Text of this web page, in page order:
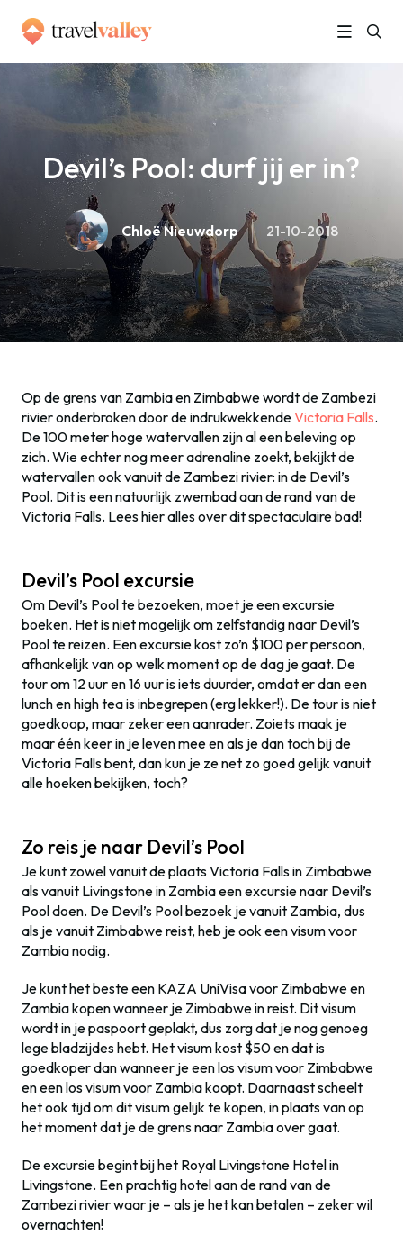
Devil’s Pool: durf jij er in?
Chloë Nieuwdorp 21-10-2018
Op de grens van Zambia en Zimbabwe wordt de Zambezi
rivier onderbroken door de indrukwekkendeVictoria Falls.
De 100 meter hoge watervallen zijn al een beleving op
zich. Wie echter nog meer adrenaline zoekt, bekijkt de
watervallen ook vanuit de Zambezi rivier: in de Devil’s
Pool. Dit is een natuurlijk zwembad aan de rand van de
Victoria Falls. Lees hier alles over dit spectaculaire bad!
Devil’s Pool excursie
Om Devil’s Pool te bezoeken, moet je een excursie
boeken. Het is niet mogelijk om zelfstandig naar Devil’s
Pool te reizen. Een excursie kost zo’n $100 per persoon,
afhankelijk van op welk moment op de dag je gaat. De
tour om 12 uur en 16 uur is iets duurder, omdat er dan een
lunch en high tea is inbegrepen (erg lekker!). De tour is niet
goedkoop, maar zeker een aanrader. Zoiets maak je
maar één keer in je leven mee en als je dan toch bij de
Victoria Falls bent, dan kun je ze net zo goed gelijk vanuit
alle hoeken bekijken, toch?
Zo reis je naar Devil’s Pool
Je kunt zowel vanuit de plaats Victoria Falls in Zimbabwe
als vanuit Livingstone in Zambia een excursie naar Devil’s
Pool doen. De Devil’s Pool bezoek je vanuit Zambia, dus
als je vanuit Zimbabwe reist, heb je ook een visum voor
Zambia nodig.
Je kunt het beste een KAZA UniVisa voor Zimbabwe en
Zambia kopen wanneer je Zimbabwe in reist. Dit visum
wordt in je paspoort geplakt, dus zorg dat je nog genoeg
lege bladzijdes hebt. Het visum kost $50 en dat is
goedkoper dan wanneer je een los visum voor Zimbabwe
en een los visum voor Zambia koopt. Daarnaast scheelt
het ook tijd om dit visum gelijk te kopen, in plaats van op
het moment dat je de grens naar Zambia over gaat.
De excursie begint bij het Royal Livingstone Hotel in
Livingstone. Een prachtig hotel aan de rand van de
Zambezi rivier waar je – als je het kan betalen – zeker wil
overnachten!